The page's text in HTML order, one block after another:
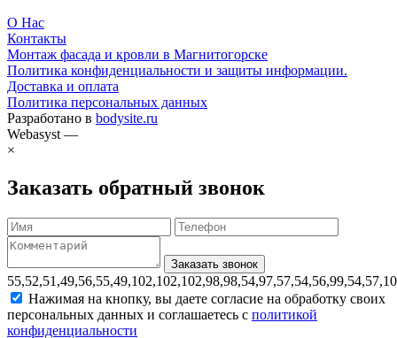
О Нас
Контакты
Монтаж фасада и кровли в Магнитогорске
Политика конфиденциальности и защиты информации.
Доставка и оплата
Политика персональных данных
Разработано в bodysite.ru
Webasyst —
×
Заказать обратный звонок
Нажимая на кнопку, вы даете согласие на обработку своих
персональных данных и соглашаетесь с политикой
конфиденциальности